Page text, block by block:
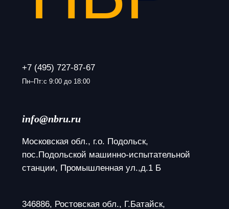
+7 (495) 727-87-67
Пн–Пт:с 9:00 до 18:00
info@nbru.ru
Московская обл., г.о. Подольск,
пос.Подольской машинно-испытательной
станции, Промышленная ул.,д.1 Б
346886, Ростовская обл., Г.Батайск,